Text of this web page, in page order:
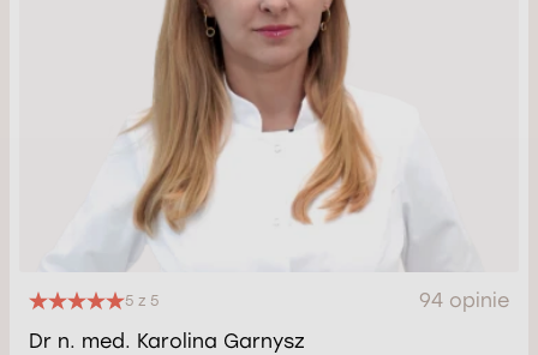
5 z 5
94 opinie
Dr n. med. Karolina Garnysz